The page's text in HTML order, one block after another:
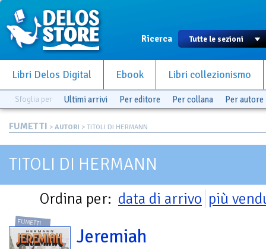
Ricerca
Libri Delos Digital Ebook Libri collezionismo
Sfoglia per Ultimi arrivi Per editore Per collana Per autore
FUMETTI > AUTORI > TITOLI DI HERMANN
TITOLI DI HERMANN
Ordina per: data di arrivo più
FUMETTI
Jeremiah